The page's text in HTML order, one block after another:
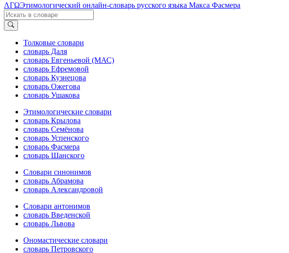
ΛΓΩЭтимологический онлайн-словарь русского языка Макса Фасмера
Толковые словари
словарь Даля
словарь Евгеньевой (МАС)
словарь Ефремовой
словарь Кузнецова
словарь Ожегова
словарь Ушакова
Этимологические словари
словарь Крылова
словарь Семёнова
словарь Успенского
словарь Фасмера
словарь Шанского
Словари синонимов
словарь Абрамова
словарь Александровой
Словари антонимов
словарь Введенской
словарь Львова
Ономастические словари
словарь Петровского